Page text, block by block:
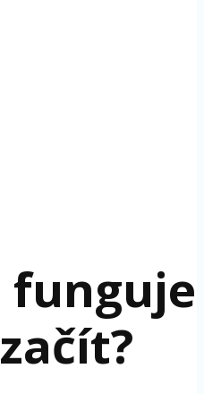
funguje